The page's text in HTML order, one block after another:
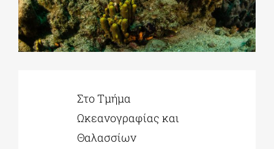
ΔΙΔΑΚΤΟΡΙΚΑ
ΠΟΛΙΤΙΣΤΙΚΟΙ ΦΟΡΕΙΣ
Στο Τμήμα
Ωκεανογραφίας και
Θαλασσίων